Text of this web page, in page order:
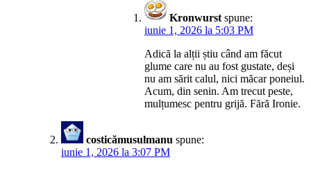
Kronwurst spune:
iunie 1, 2026 la 5:03 PM
Adică la alții știu când am făcut
glume care nu au fost gustate, deși
nu am sărit calul, nici măcar poneiul.
Acum, din senin. Am trecut peste,
mulțumesc pentru grijă. Fără Ironie.
costicămusulmanu spune:
iunie 1, 2026 la 3:07 PM